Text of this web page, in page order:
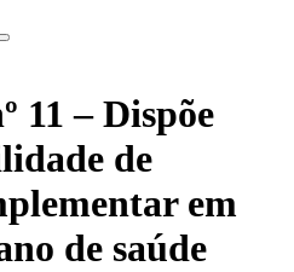
11 – Dispõe
de
em
de saúde